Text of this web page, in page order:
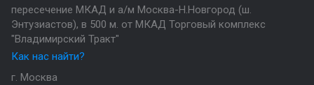
пересечение МКАД и а/м Москва-Н.Новгород (ш.
Энтузиастов), в 500 м. от МКАД Торговый комплекс
"Владимирский Тракт"
Как нас найти?
г. Москва